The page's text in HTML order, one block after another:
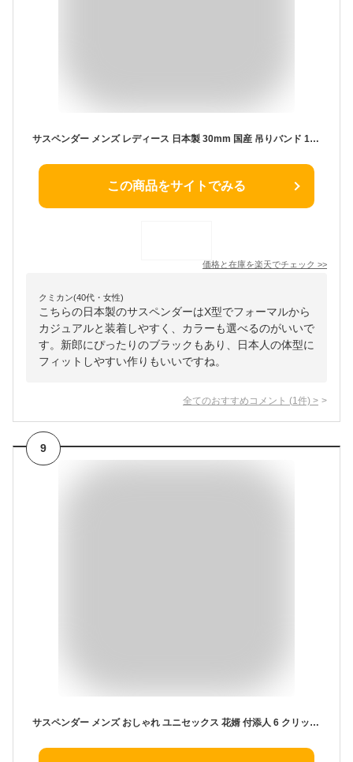
サスペンダー メンズ レディース 日本製 30mm 国産 吊りバンド 15色 無地 お洒落 結婚式 新郎 ズボン吊り バンド メンズサスペンダー シンプル ネイビー ブラック ゴム X型 カジュアル フリーサイズ 男女用 デザイン ブラウン
この商品をサイトでみる
価格と在庫を楽天でチェック >>
クミカン(40代・女性)
こちらの日本製のサスペンダーはX型でフォーマルから
カジュアルと装着しやすく、カラーも選べるのがいいで
す。新郎にぴったりのブラックもあり、日本人の体型に
フィットしやすい作りもいいですね。
全てのおすすめコメント (1 件) >
9
サスペンダー メンズ おしゃれ ユニセックス 花婿 付添人 6 クリップ ズボン ストレッチ クリップ